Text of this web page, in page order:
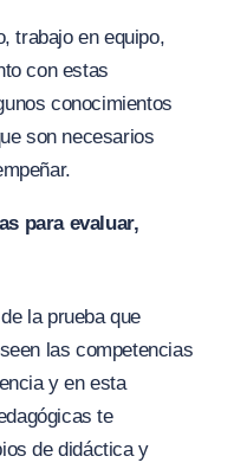
trabajo en equipo,
con estas
conocimientos
son necesarios
para evaluar,
la prueba que
las competencias
y en esta
te
de didáctica y